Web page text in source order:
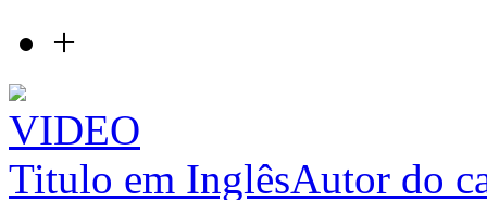
+
VIDEO
Titulo em InglêsAutor do